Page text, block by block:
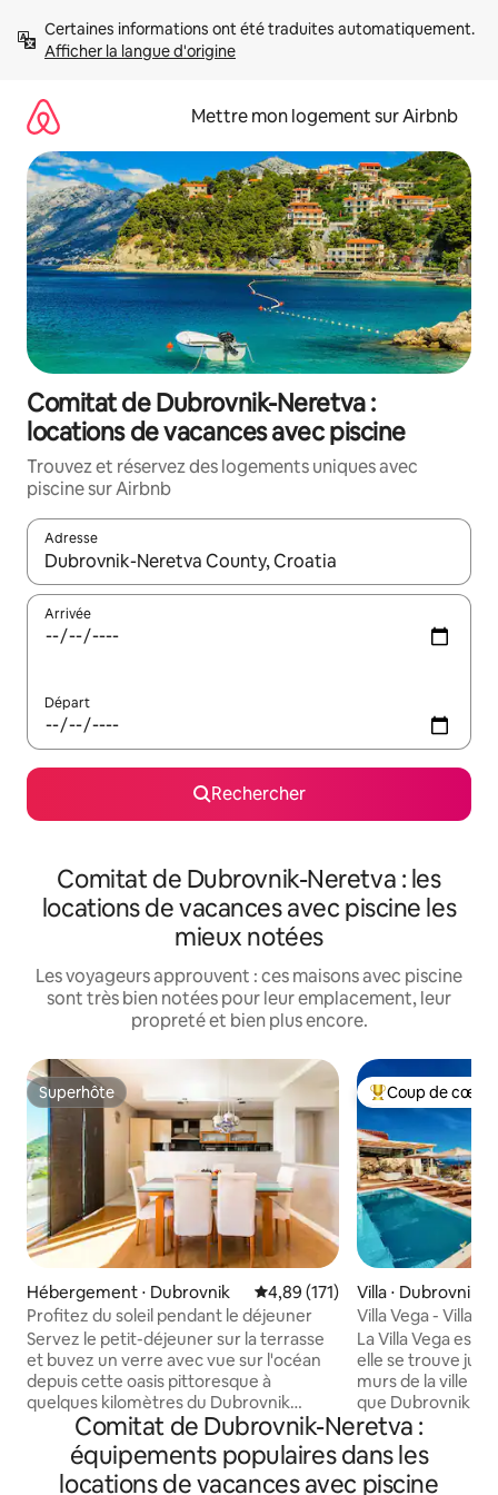
directement
Afficher la langue d'origine
Mettre mon logement sur Airbnb
Comitat de Dubrovnik-Neretva :
locations de vacances avec piscine
Trouvez et réservez des logements uniques avec
piscine sur Airbnb
Adresse
Lorsque les résultats s'affichent, utilisez les flèches vers le
Arrivée
Départ
Rechercher
Comitat de Dubrovnik-Neretva : les
locations de vacances avec piscine les
mieux notées
Les voyageurs approuvent : ces maisons avec piscine
sont très bien notées pour leur emplacement, leur
propreté et bien plus encore.
Superhôte
Superhôte
Hébergement ⋅ Dubrovnik Évaluation moyenne sur la
4,89 (171)
Profitez du soleil pendant le déjeuner
Servez le petit-déjeuner sur la terrasse
et buvez un verre avec vue sur l'océan
depuis cette oasis pittoresque à
quelques kilomètres du Dubrovnik
historique. Détendez-vous sur le canapé
à côté du mur, ou rafraîchissez-vous
après une journée au soleil avec une
baignade dans la piscine le soir. Après
Coups de cœur
Coup de cœur
Villa ⋅ Dubrovnik
Villa Vega - Villa
piscine
La Villa Vega est
elle se trouve
murs de la ville et
que Dubrovnik a
s'intéresse à la
ses nombreux
l'on souhaite se
Méditerranée et
Comitat de Dubrovnik-Neretva :
équipements populaires dans les
locations de vacances avec piscine